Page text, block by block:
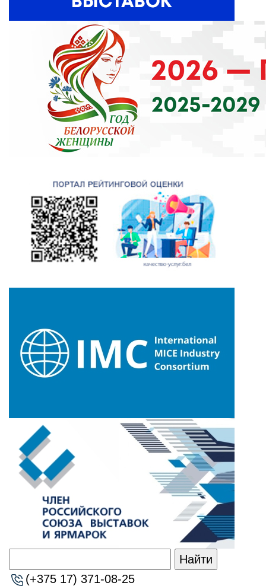
Найти
(+375 17) 371-08-25